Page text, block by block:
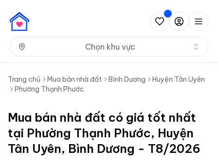
Chọn khu vực
Trang chủ Mua bán nhà đất Bình Dương
Huyện Tân Uyên
Phường Thạnh Phước
Mua bán nhà đất có giá tốt nhất
tại Phường Thạnh Phước, Huyện
Tân Uyên, Bình Dương - T8/2026